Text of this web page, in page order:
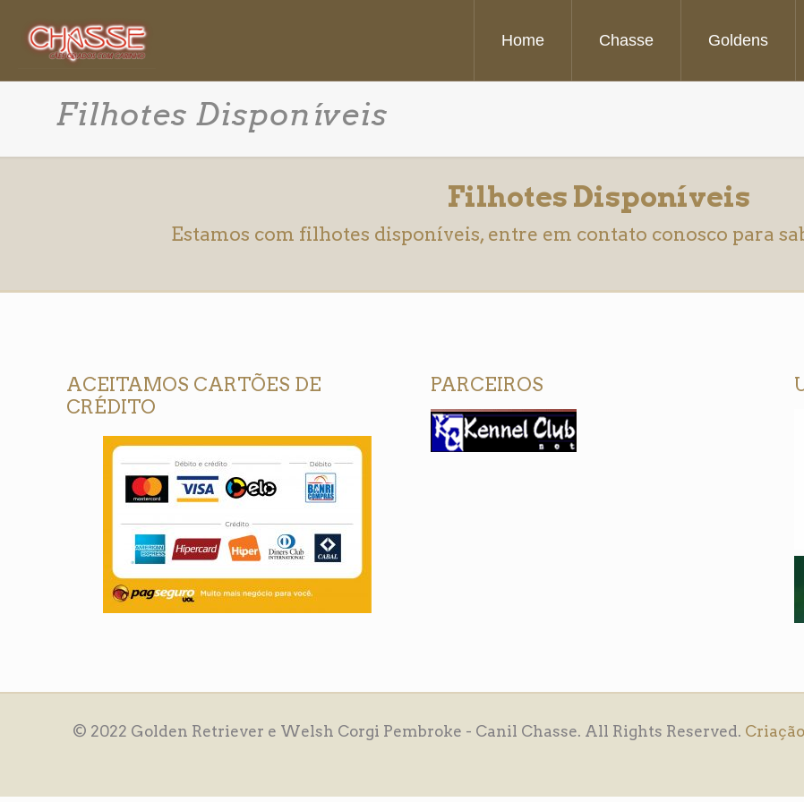
Home Chasse Goldens
Filhotes Disponíveis
Filhotes Disponíveis
Estamos com filhotes disponíveis, entre em contato conosco para
ACEITAMOS CARTÕES DE
CRÉDITO
PARCEIROS
© 2022 Golden Retriever e Welsh Corgi Pembroke - Canil Chasse. All Rights Reserved.